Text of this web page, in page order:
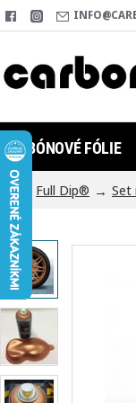
KARBÓNOVÉ FÓLIE
m
Full Dip® Set